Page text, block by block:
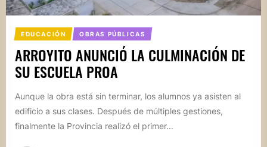
EDUCACIÓN OBRAS PÚBLICAS
ARROYITO ANUNCIÓ LA CULMINACIÓN DE
SU ESCUELA PROA
Aunque la obra está sin terminar, los alumnos ya asisten al
edificio a sus clases. Después de múltiples gestiones,
finalmente la Provincia realizó el primer...